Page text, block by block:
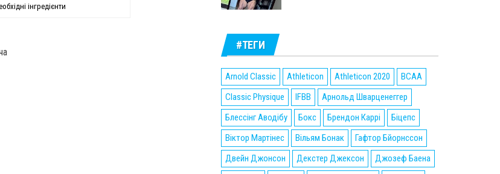
інгредієнти
#ТЕГИ
Arnold Classic Athleticon Athleticon 2020
BCAA
Classic Physique
IFBB
Арнольд Шварценеггер
Блессінг Аводібу
Бокс Брендон Каррі
Біцепс
Віктор Мартінес
Вільям Бонак
Гафтор Бйорнссон
Двейн Джонсон
Декстер Джексон
Джозеф Баена